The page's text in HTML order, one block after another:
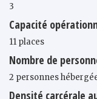
3
Capacité
11 places
Nombre de
2 personnes
Densité carcérale